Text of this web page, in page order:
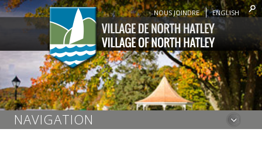
NOUS JOINDRE ENGLISH
NAVIGATION